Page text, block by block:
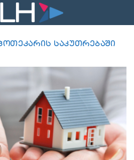
ᲡᲐᲙᲣᲗᲠᲔᲑᲐᲨᲘ